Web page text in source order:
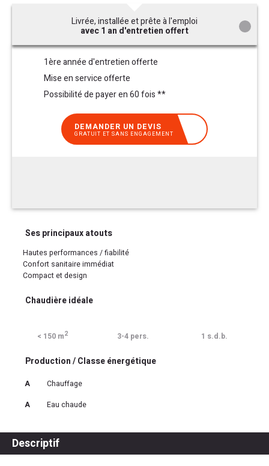
Livrée, installée et prête à l'emploi
avec 1 an d'entretien offert
1ère année d'entretien offerte
Mise en service offerte
Possibilité de payer en 60 fois **
DEMANDER UN DEVIS
GRATUIT ET SANS ENGAGEMENT
Ses principaux atouts
Hautes performances / fiabilité
Confort sanitaire immédiat
Compact et design
Chaudière idéale
< 150 m2 3-4 pers. 1 s.d.b.
Production / Classe énergétique
A
Chauffage
A
Eau chaude
Descriptif